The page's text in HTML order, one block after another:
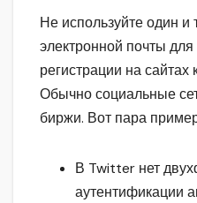
Не используйте один и
электронной почты
регистрации на
Обычно социальные
биржи. Вот пара
В Twitter нет
аутентификации